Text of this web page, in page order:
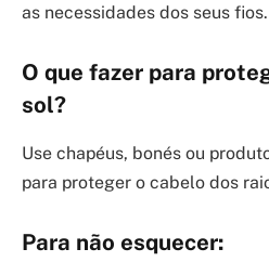
as necessidades dos seus fios.
O que fazer para
sol?
Use chapéus, bonés ou
para proteger o cabelo dos
Para não esquecer: